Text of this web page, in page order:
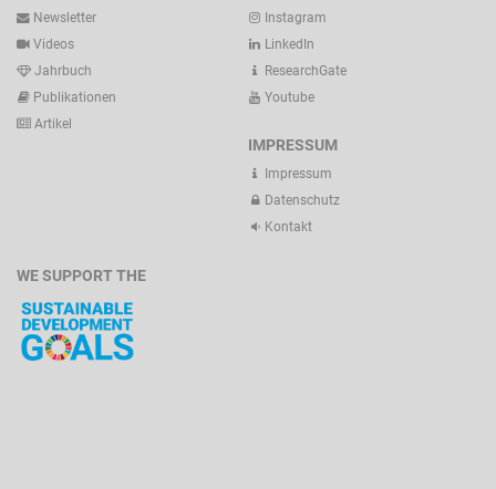
Newsletter
Videos
Jahrbuch
Publikationen
Artikel
Instagram
LinkedIn
ResearchGate
Youtube
IMPRESSUM
Impressum
Datenschutz
Kontakt
WE SUPPORT THE